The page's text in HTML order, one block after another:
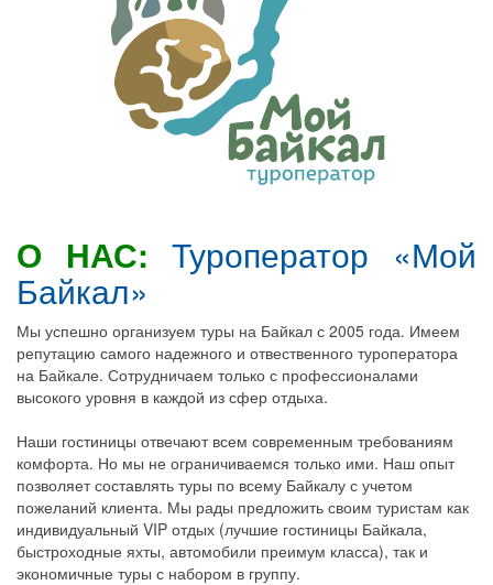
О НАС: Туроператор «Мой
Байкал»
Мы успешно организуем туры на Байкал с 2005 года. Имеем
репутацию самого надежного и отвественного туроператора
на Байкале. Сотрудничаем только с профессионалами
высокого уровня в каждой из сфер отдыха.
Наши гостиницы отвечают всем современным требованиям
комфорта. Но мы не ограничиваемся только ими. Наш опыт
позволяет составлять туры по всему Байкалу с учетом
пожеланий клиента. Мы рады предложить своим туристам как
индивидуальный VIP отдых (лучшие гостиницы Байкала,
быстроходные яхты, автомобили преимум класса), так и
экономичные туры с набором в группу.